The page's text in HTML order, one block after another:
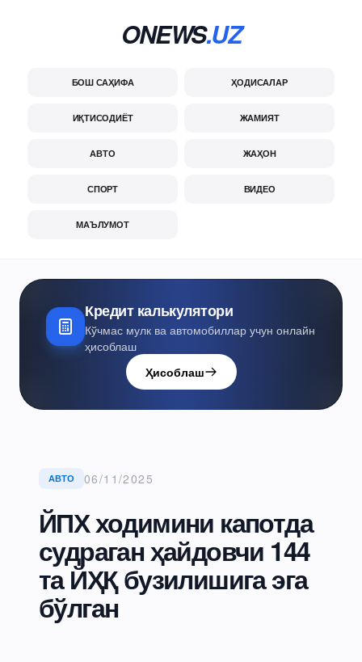
ONEWS.UZ
БОШ САҲИФА ҲОДИСАЛАР
ИҚТИСОДИЁТ ЖАМИЯТ
АВТО ЖАҲОН
СПОРТ ВИДЕО
МАЪЛУМОТ
Кредит калькулятори
Кўчмас мулк ва автомобиллар учун онлайн
ҳисоблаш
Ҳисоблаш
АВТО 06/11/2025
ЙПХ ходимини капотда
судраган ҳайдовчи 144
та ЙҲҚ бузилишига эга
бўлган